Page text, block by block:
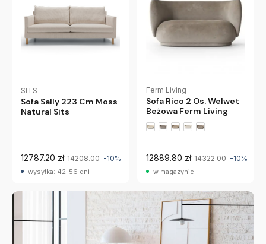
SITS
Sofa Sally 223 Cm Moss
Natural Sits
12787.20 zł 14208.00 -10%
wysyłka: 42-56 dni
Ferm Living
Sofa Rico 2 Os. Welwet
Beżowa Ferm Living
12889.80 zł 14322.00 -10%
w magazynie